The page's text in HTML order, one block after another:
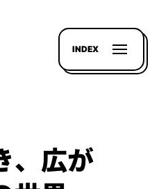
INDEX
、広が